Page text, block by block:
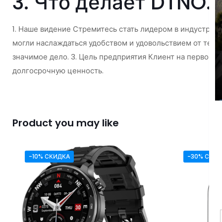
1. Наше видение Стремитесь стать лидером в
могли наслаждаться удобством и удовольствием от
значимое дело. 3. Цель предприятия Клиент на первом
долгосрочную ценность.
Product you may like
-10% СКИДКА -30%